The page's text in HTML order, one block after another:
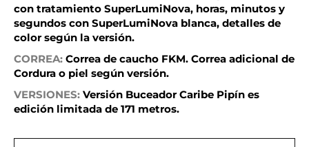
con tratamiento SuperLumiNova, horas, minutos y
segundos con SuperLumiNova blanca, detalles de
color según la versión.
CORREA: Correa de caucho FKM. Correa adicional de
Cordura o piel según versión.
VERSIONES: Versión Buceador Caribe Pipín es
edición limitada de 171 metros.